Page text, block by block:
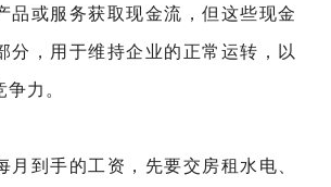
品或服务获取现金流，但这些现金
分，用于维持企业的正常运转，以
力。
月到手的工资，先要交房租水电、